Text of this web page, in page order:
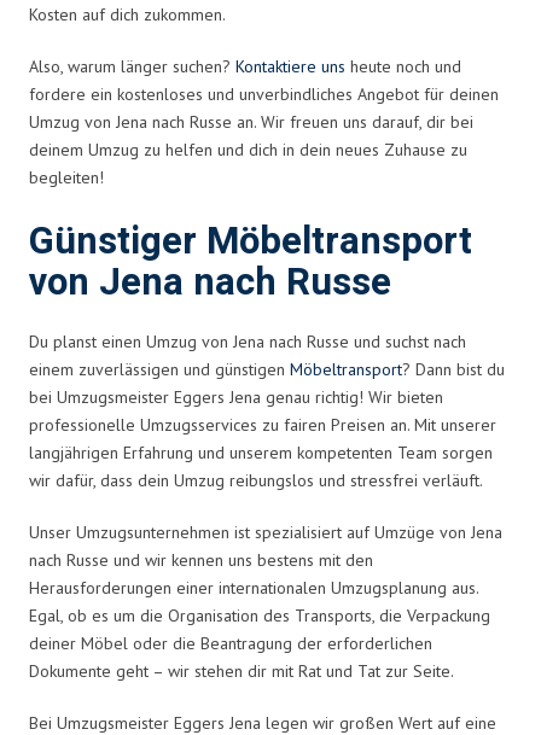
Kosten auf dich zukommen.
Also, warum länger suchen? Kontaktiere uns heute noch und
fordere ein kostenloses und unverbindliches Angebot für deinen
Umzug von Jena nach Russe an. Wir freuen uns darauf, dir bei
deinem Umzug zu helfen und dich in dein neues Zuhause zu
begleiten!
Günstiger Möbeltransport
von Jena nach Russe
Du planst einen Umzug von Jena nach Russe und suchst nach
einem zuverlässigen und günstigen Möbeltransport? Dann bist du
bei Umzugsmeister Eggers Jena genau richtig! Wir bieten
professionelle Umzugsservices zu fairen Preisen an. Mit unserer
langjährigen Erfahrung und unserem kompetenten Team sorgen
wir dafür, dass dein Umzug reibungslos und stressfrei verläuft.
Unser Umzugsunternehmen ist spezialisiert auf Umzüge von Jena
nach Russe und wir kennen uns bestens mit den
Herausforderungen einer internationalen Umzugsplanung aus.
Egal, ob es um die Organisation des Transports, die Verpackung
deiner Möbel oder die Beantragung der erforderlichen
Dokumente geht – wir stehen dir mit Rat und Tat zur Seite.
Bei Umzugsmeister Eggers Jena legen wir großen Wert auf eine